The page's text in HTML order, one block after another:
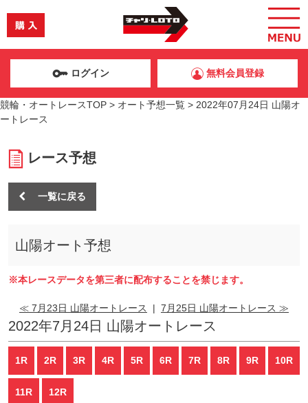
ログイン 無料会員登録
競輪・オートレースTOP > オート予想一覧 > 2022年07月24日 山陽オ
ートレース
レース予想
一覧に戻る
山陽オート予想
※本レースデータを第三者に配布することを禁じます。
≪ 7月23日 山陽オートレース | 7月25日 山陽オートレース ≫
2022年7月24日 山陽オートレース
1R 2R 3R 4R 5R 6R 7R 8R 9R 10R
11R 12R